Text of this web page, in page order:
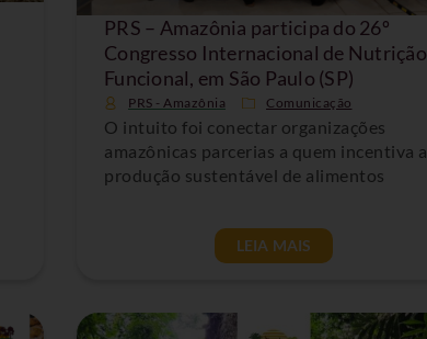
PRS – Amazônia participa do 26º
Congresso Internacional de Nutrição
Funcional, em São Paulo (SP)
PRS - Amazônia Comunicação
O intuito foi conectar organizações
amazônicas parcerias a quem incentiva a
produção sustentável de alimentos
LEIA MAIS